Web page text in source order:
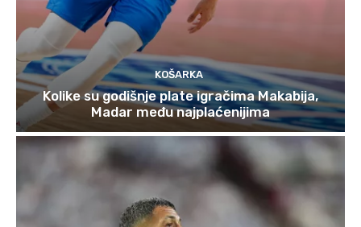
KOŠARKA
Kolike su godišnje plate igračima Makabija,
Madar među najplaćenijima